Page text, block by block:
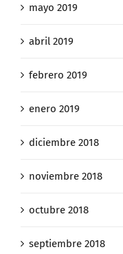
mayo 2019
abril 2019
febrero 2019
enero 2019
diciembre 2018
noviembre 2018
octubre 2018
septiembre 2018